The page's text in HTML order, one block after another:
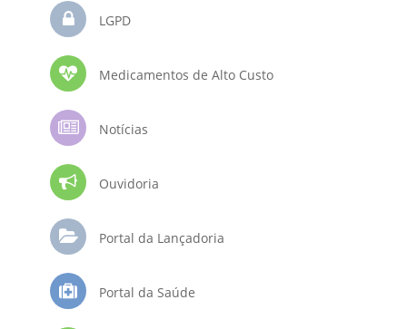
LGPD
Medicamentos de Alto Custo
Notícias
Ouvidoria
Portal da Lançadoria
Portal da Saúde